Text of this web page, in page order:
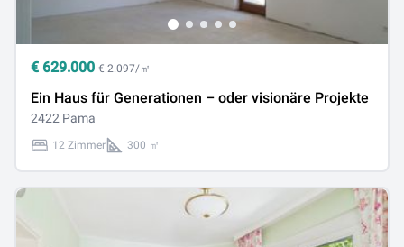
€ 629.000 € 2.097/㎡
Ein Haus für Generationen – oder visionäre Projekte
2422 Pama
12 Zimmer 300 ㎡